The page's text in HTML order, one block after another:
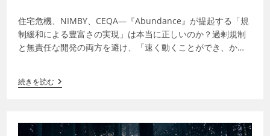
住宅危機、NIMBY、CEQA―『Abundance』が提起する「規
制緩和による豊富さの実現」は本当に正しいのか？過剰規制
と無責任な開発の両方を避け、「速く動くことができ、かつ
続きを読む